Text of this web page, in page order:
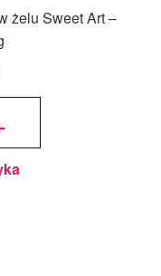
żelu Sweet Art –